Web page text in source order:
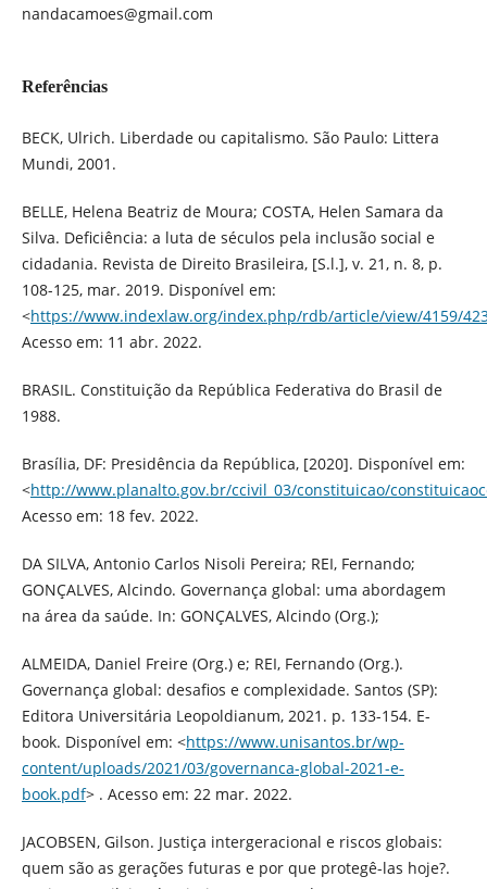
nandacamoes@gmail.com
Referências
BECK, Ulrich. Liberdade ou capitalismo. São Paulo: Littera
Mundi, 2001.
BELLE, Helena Beatriz de Moura; COSTA, Helen Samara da
Silva. Deficiência: a luta de séculos pela inclusão social e
cidadania. Revista de Direito Brasileira, [S.l.], v. 21, n. 8, p.
108-125, mar. 2019. Disponível em:
<https://www.indexlaw.org/index.php/rdb/article/view/4159/
Acesso em: 11 abr. 2022.
BRASIL. Constituição da República Federativa do Brasil de
1988.
Brasília, DF: Presidência da República, [2020]. Disponível em:
<http://www.planalto.gov.br/ccivil_03/constituicao/
Acesso em: 18 fev. 2022.
DA SILVA, Antonio Carlos Nisoli Pereira; REI, Fernando;
GONÇALVES, Alcindo. Governança global: uma abordagem
na área da saúde. In: GONÇALVES, Alcindo (Org.);
ALMEIDA, Daniel Freire (Org.) e; REI, Fernando (Org.).
Governança global: desafios e complexidade. Santos (SP):
Editora Universitária Leopoldianum, 2021. p. 133-154. E-
book. Disponível em: <https://www.unisantos.br/wp-
content/uploads/2021/03/governanca-global-2021-e-
book.pdf> . Acesso em: 22 mar. 2022.
JACOBSEN, Gilson. Justiça intergeracional e riscos globais:
quem são as gerações futuras e por que protegê-las hoje?.